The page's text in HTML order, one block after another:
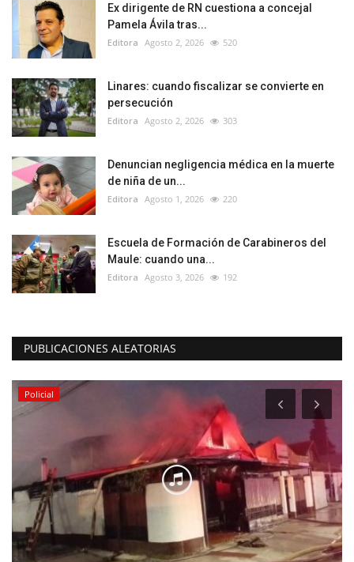
Ex dirigente de RN cuestiona a concejal
Pamela Ávila tras...
Editora Agosto 2, 2026 520
Linares: cuando fiscalizar se convierte en
persecución
Editora Agosto 2, 2026 303
Denuncian negligencia médica en la muerte
de niña de un...
Editora Agosto 1, 2026 220
Escuela de Formación de Carabineros del
Maule: cuando una...
Editora Agosto 3, 2026 192
PUBLICACIONES ALEATORIAS
Policial